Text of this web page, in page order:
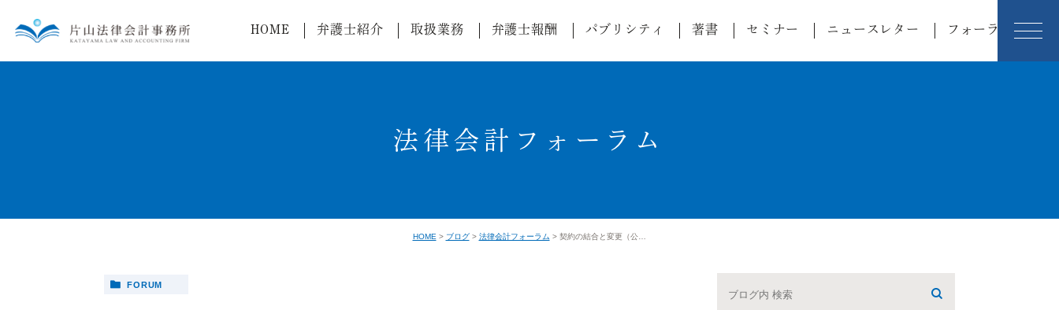
HOME 弁護士紹介 取扱業務 弁護士報酬 パブリシティ 著書 セミナー ニュースレター フォーラム
法律会計フォーラム
HOME ブログ 法律会計フォーラム 契約の結合と変更（公開草案版）
FORUM